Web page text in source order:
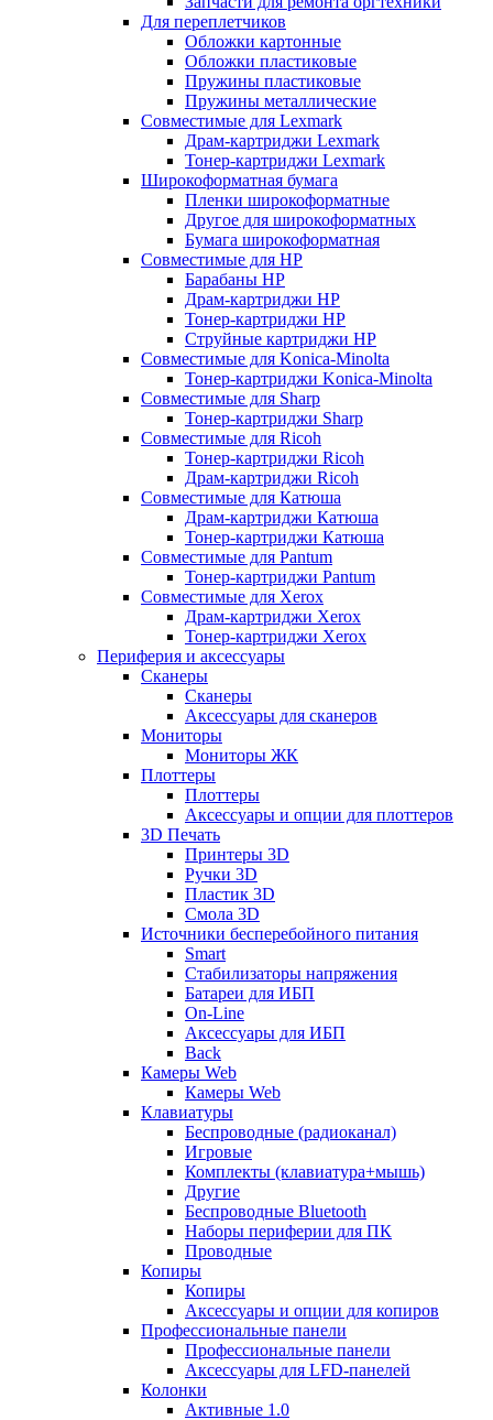
Для переплетчиков
Обложки картонные
Обложки пластиковые
Пружины пластиковые
Пружины металлические
Совместимые для Lexmark
Драм-картриджи Lexmark
Тонер-картриджи Lexmark
Широкоформатная бумага
Пленки широкоформатные
Другое для широкоформатных
Бумага широкоформатная
Совместимые для HP
Барабаны HP
Драм-картриджи HP
Тонер-картриджи HP
Струйные картриджи HP
Совместимые для Konica-Minolta
Тонер-картриджи Konica-Minolta
Совместимые для Sharp
Тонер-картриджи Sharp
Совместимые для Ricoh
Тонер-картриджи Ricoh
Драм-картриджи Ricoh
Совместимые для Катюша
Драм-картриджи Катюша
Тонер-картриджи Катюша
Совместимые для Pantum
Тонер-картриджи Pantum
Совместимые для Xerox
Драм-картриджи Xerox
Тонер-картриджи Xerox
Периферия и аксессуары
Сканеры
Сканеры
Аксессуары для сканеров
Мониторы
Мониторы ЖК
Плоттеры
Плоттеры
Аксессуары и опции для плоттеров
3D Печать
Принтеры 3D
Ручки 3D
Пластик 3D
Смола 3D
Источники бесперебойного питания
Smart
Стабилизаторы напряжения
Батареи для ИБП
On-Line
Аксессуары для ИБП
Back
Камеры Web
Камеры Web
Клавиатуры
Беспроводные (радиоканал)
Игровые
Комплекты (клавиатура+мышь)
Другие
Беспроводные Bluetooth
Наборы периферии для ПК
Проводные
Копиры
Копиры
Аксессуары и опции для копиров
Профессиональные панели
Профессиональные панели
Аксессуары для LFD-панелей
Колонки
Активные 1.0